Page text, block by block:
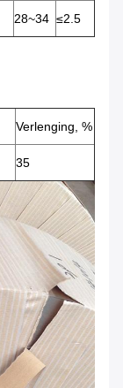
28~34 ≤2.5
Verlenging, %
35